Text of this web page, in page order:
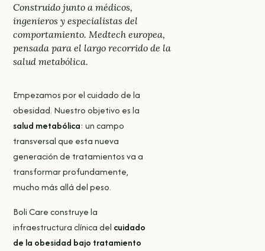
Construido junto a médicos,
ingenieros y especialistas del
comportamiento. Medtech europea,
pensada para el largo recorrido de la
salud metabólica.
Empezamos por el cuidado de la
obesidad. Nuestro objetivo es la
salud metabólica: un campo
transversal que esta nueva
generación de tratamientos va a
transformar profundamente,
mucho más allá del peso.
Boli Care construye la
infraestructura clínica del cuidado
de la obesidad bajo tratamiento